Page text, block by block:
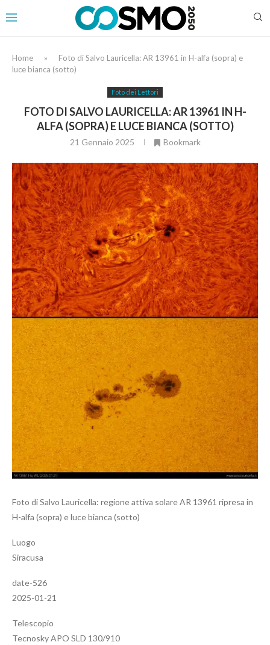
Home »
Foto di Salvo Lauricella: AR 13961 in H-alfa (sopra) e
luce bianca (sotto)
Foto dei Lettori
FOTO DI SALVO LAURICELLA: AR 13961 IN H-
ALFA (SOPRA) E LUCE BIANCA (SOTTO)
21 Gennaio 2025 Bookmark
Foto di Salvo Lauricella: regione attiva solare AR 13961 ripresa in
H-alfa (sopra) e luce bianca (sotto)
Luogo
Siracusa
date-526
2025-01-21
Telescopio
Tecnosky APO SLD 130/910